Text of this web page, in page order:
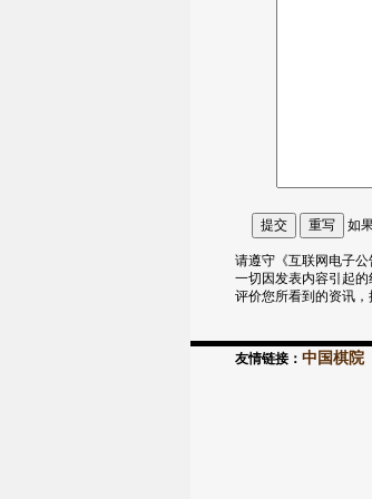
如
请遵守《互联网电子
一切因发表内容引起
评价您所看到的资讯，
友情链接： 中国棋院